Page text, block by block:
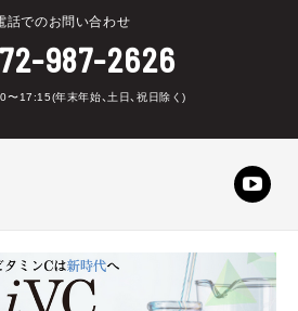
話でのお問い合わせ
987-2626
〜17:15(年末年始、土日、祝日除く)